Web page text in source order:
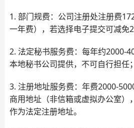
1. 部门规费：公司注册处注册费
一年费），若选择电子提交可减免
2. 法定秘书服务费：每年约2000-
本地秘书公司提供，不可自行担任；
3. 注册地址服务费：年费2000-
商用地址（非信箱或虚拟办公室）
作为法定注册地址。